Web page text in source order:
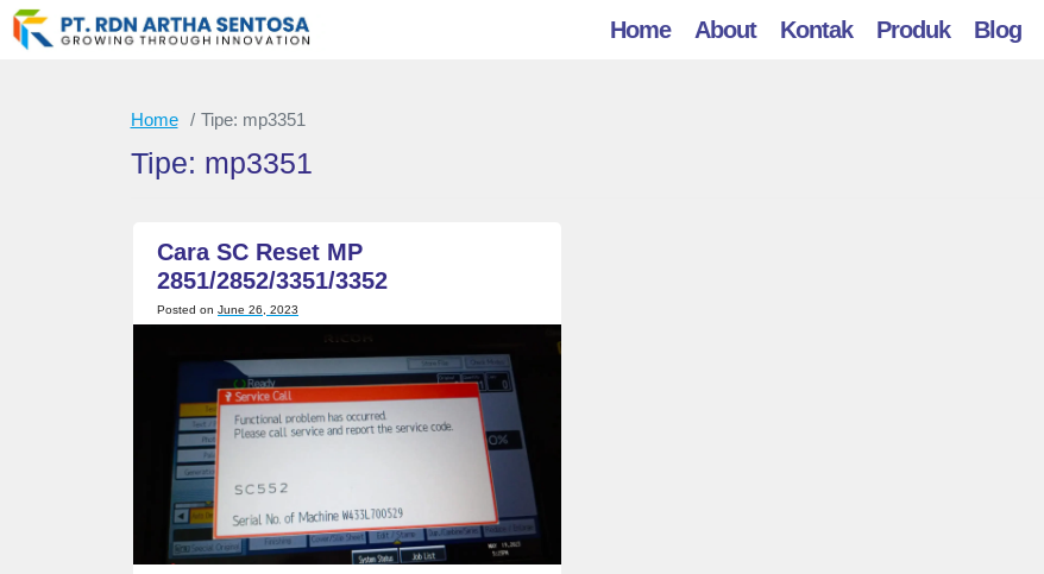
Skip
content
Home About Kontak Produk Blog
Home Tipe: mp3351
Tipe: mp3351
Cara SC Reset MP
2851/2852/3351/3352
Posted on June 26, 2023